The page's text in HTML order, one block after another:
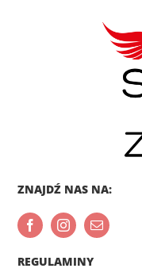
ZNAJDŹ NAS NA:
REGULAMINY